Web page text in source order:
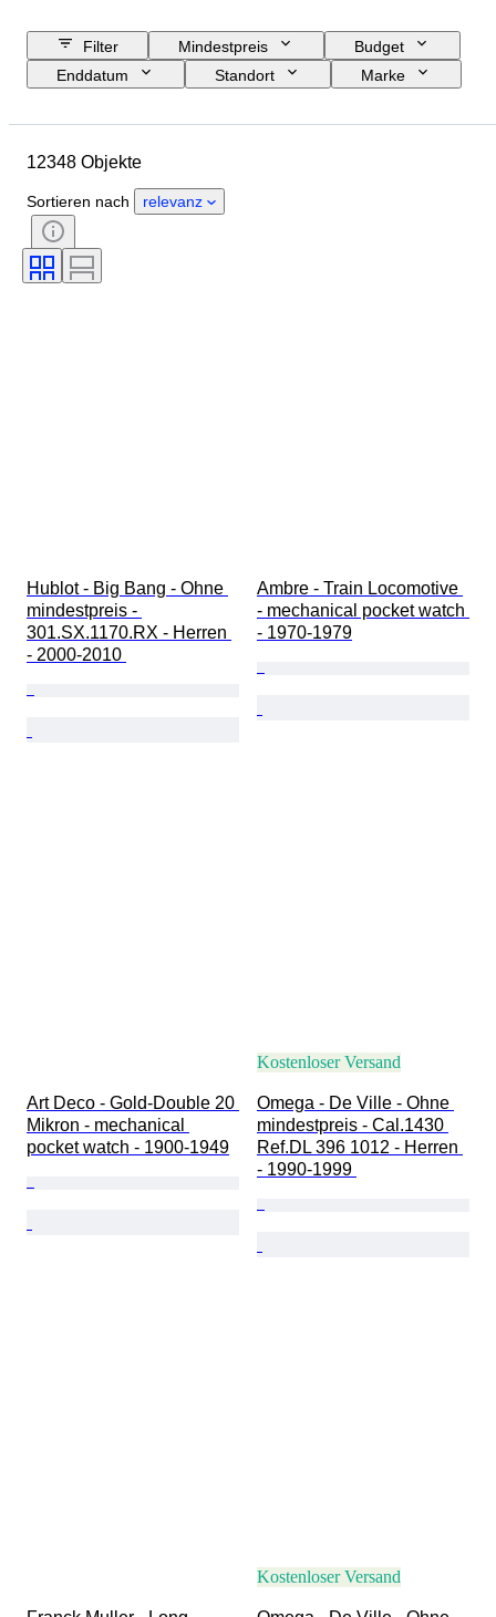
Filter Mindestpreis
Budget
Enddatum
Standort
Marke
Herkunftsland
Geschlecht
Zustand
Periode
Zertifikat
Auflage
Uhrwerk
12348 Objekte
Sortieren nach relevanz
Hublot - Big Bang - Ohne
mindestpreis -
301.SX.1170.RX - Herren
- 2000-2010
Ambre - Train Locomotive
- mechanical pocket watch
- 1970-1979
Art Deco - Gold-Double 20
Mikron - mechanical
pocket watch - 1900-1949
Kostenloser Versand
Omega - De Ville - Ohne
mindestpreis - Cal.1430
Ref.DL 396 1012 - Herren
- 1990-1999
Kostenloser Versand